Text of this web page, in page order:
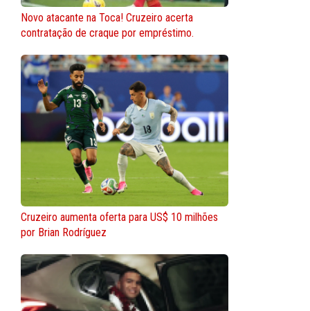
Novo atacante na Toca! Cruzeiro acerta
contratação de craque por empréstimo.
Cruzeiro aumenta oferta para US$ 10 milhões
por Brian Rodríguez